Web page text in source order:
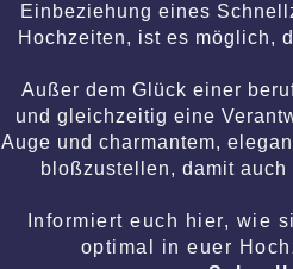
Einbeziehung eines
Hochzeiten, ist es möglich,
Außer dem Glück einer
und gleichzeitig eine
Auge und charmantem,
bloßzustellen, damit
Informiert euch hier, wie
optimal in euer